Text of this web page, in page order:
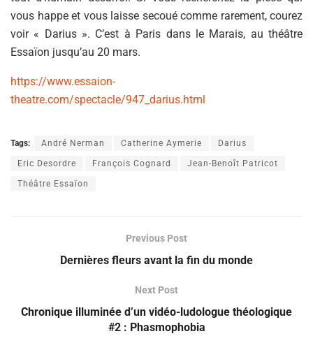
vous happe et vous laisse secoué comme rarement, courez
voir « Darius ». C’est à Paris dans le Marais, au théâtre
Essaïon jusqu’au 20 mars.
https://www.essaion-
theatre.com/spectacle/947_darius.html
Tags: André Nerman Catherine Aymerie Darius
Eric Desordre François Cognard Jean-Benoît Patricot
Théâtre Essaïon
Previous Post
Dernières fleurs avant la fin du monde
Next Post
Chronique illuminée d’un vidéo-ludologue théologique
#2 : Phasmophobia